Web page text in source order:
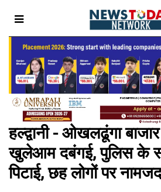
हल्द्वानी - ओखलढूंगा
खुलेआम दबंगई, पुलिस के
पिटाई, छह लोगों पर